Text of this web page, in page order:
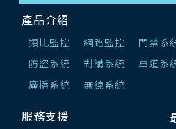
產品介紹
類比監控 網路監控 門禁系
防盜系統
對講系統 車道系
廣播系統
無線系統
服務支援